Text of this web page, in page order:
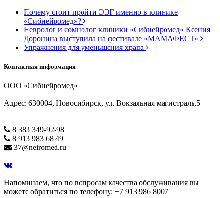
Почему стоит пройти ЭЭГ именно в клинике
«Сибнейромед»?
Невролог и сомнолог клиники «Сибнейромед» Ксения
Доронина выступила на фестивале «МАМАФЕСТ»
Упражнения для уменьшения храпа
Контактная информация
ООО «Сибнейромед»
Адрес: 630004, Новосибирск, ул. Вокзальная магистраль,5
8 383 349-92-98
8 913 983 68 49
37@neiromed.ru
Напоминаем, что по вопросам качества обслуживания вы
можете обратиться по телефону: +7 913 986 8007